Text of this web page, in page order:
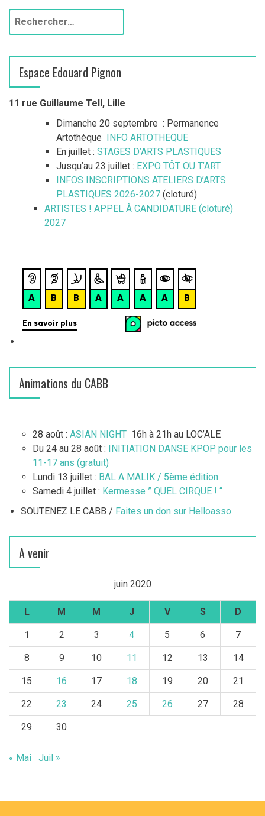
Espace Edouard Pignon
11 rue Guillaume Tell, Lille
Dimanche 20 septembre : Permanence
Artothèque INFO ARTOTHEQUE
En juillet : STAGES D’ARTS PLASTIQUES
Jusqu’au 23 juillet : EXPO TÔT OU T’ART
INFOS INSCRIPTIONS ATELIERS D’ARTS
PLASTIQUES 2026-2027 (cloturé)
ARTISTES ! APPEL À CANDIDATURE (cloturé)
2027
Animations du CABB
28 août : ASIAN NIGHT 16h à 21h au LOC’ALE
Du 24 au 28 août : INITIATION DANSE KPOP pour les
11-17 ans (gratuit)
Lundi 13 juillet : BAL A MALIK / 5ème édition
Samedi 4 juillet : Kermesse ” QUEL CIRQUE ! “
SOUTENEZ LE CABB / Faites un don sur Helloasso
A venir
juin 2020
L M M J V S D
1 2 3 4 5 6 7
8 9 10 11 12 13 14
15 16 17 18 19 20 21
22 23 24 25 26 27 28
29 30
« Mai Juil »